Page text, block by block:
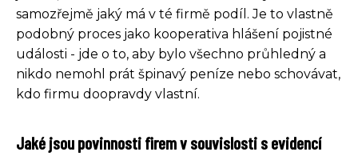
samozřejmě jaký má v té firmě podíl. Je to vlastně
podobný proces jako kooperativa hlášení pojistné
události - jde o to, aby bylo všechno průhledný a
nikdo nemohl prát špinavý peníze nebo schovávat,
kdo firmu doopravdy vlastní.
Jaké jsou povinnosti firem v souvislosti s evidencí